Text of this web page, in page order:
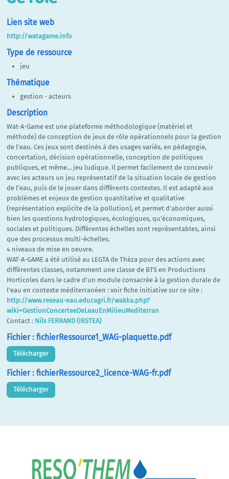
Lien site web
http://watagame.info
Type de ressource
jeu
Thématique
gestion - acteurs
Description
Wat-A-Game est une plateforme méthodologique (matériel et
méthode) de conception de jeux de rôle opérationnels pour la gestion
de l'eau. Ces jeux sont destinés à des usages variés, en pédagogie,
concertation, décision opérationnelle, conception de politiques
publiques, et même... jeu ludique. Il permet facilement de concevoir
avec les acteurs un jeu représentatif de la situation locale de gestion
de l'eau, puis de le jouer dans différents contextes. Il est adapté aux
problèmes et enjeux de gestion quantitative et qualitative
(représentation explicite de la pollution), et permet d'aborder aussi
bien les questions hydrologiques, écologiques, qu'économiques,
sociales et politiques. Différentes échelles sont représentables, ainsi
que des processus multi-échelles.
4 niveaux de mise en oeuvre.
WAT-A-GAME a été utilisé au LEGTA de Théza pour des actions avec
différentes classes, notamment une classe de BTS en Productions
Horticoles dans le cadre d'un module consacrée à la gestion durale de
l'eau en contexte méditerranéen : voir fiche initiative sur ce site :
http://www.reseau-eau.educagri.fr/wakka.php?
wiki=GestionConcerteeDeLeauEnMilieuMediterran
Contact : Nils FERRAND (IRSTEA)
Fichier : fichierRessource1_WAG-plaquette.pdf
Télécharger
Fichier : fichierRessource2_licence-WAG-fr.pdf
Télécharger